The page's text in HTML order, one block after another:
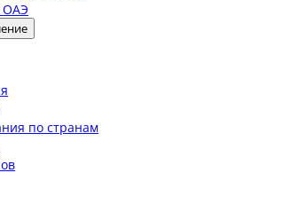
ОАЭ
по странам